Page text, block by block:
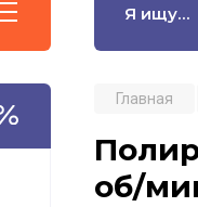
Главная
об/